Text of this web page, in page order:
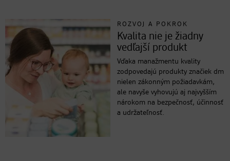
ROZVOJ A POKROK
Kvalita nie je žiadny
vedľajší produkt
Vďaka manažmentu kvality
zodpovedajú produkty značiek dm
nielen zákonným požiadavkám,
ale navyše vyhovujú aj najvyšším
nárokom na bezpečnosť, účinnosť
a udržateľnosť.